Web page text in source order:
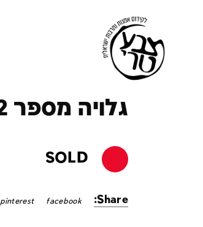
גלויה מספר 362
SOLD
Share:
facebook
pinterest